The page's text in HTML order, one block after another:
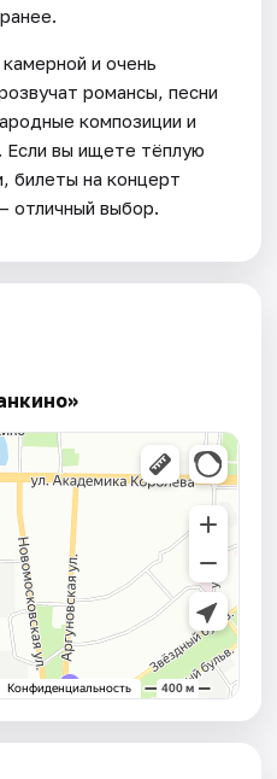
и очень
романсы, песни
композиции и
Если вы ищете тёплую
билеты на концерт
отличный выбор.